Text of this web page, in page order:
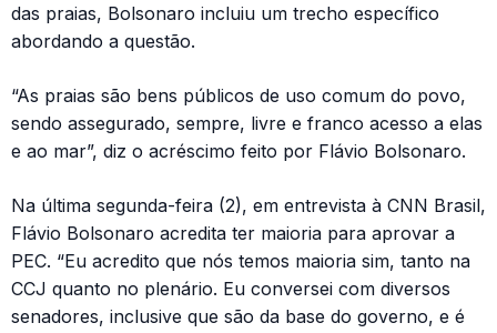
das praias, Bolsonaro incluiu um trecho específico
abordando a questão.
“As praias são bens públicos de uso comum do povo,
sendo assegurado, sempre, livre e franco acesso a elas
e ao mar”, diz o acréscimo feito por Flávio Bolsonaro.
Na última segunda-feira (2), em entrevista à CNN Brasil,
Flávio Bolsonaro acredita ter maioria para aprovar a
PEC. “Eu acredito que nós temos maioria sim, tanto na
CCJ quanto no plenário. Eu conversei com diversos
senadores, inclusive que são da base do governo, e é